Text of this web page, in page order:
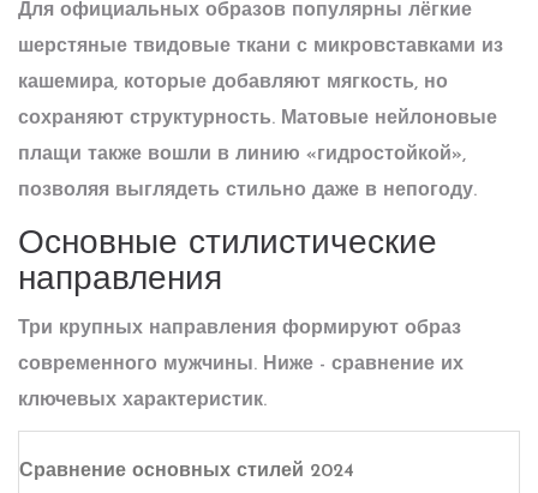
Для официальных образов популярны лёгкие
шерстяные твидовые ткани с микровставками из
кашемира, которые добавляют мягкость, но
сохраняют структурность. Матовые нейлоновые
плащи также вошли в линию «гидростойкой»,
позволяя выглядеть стильно даже в непогоду.
Основные стилистические
направления
Три крупных направления формируют образ
современного мужчины. Ниже - сравнение их
ключевых характеристик.
Сравнение основных стилей 2024